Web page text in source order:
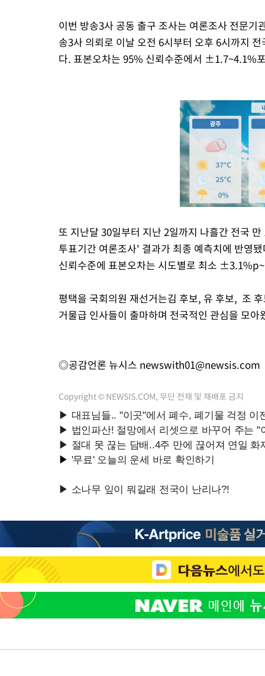
이번 방송3사 공동 출구 조사는 여론조사 전문
송3사 의뢰로 이날 오전 6시부터 오후 6시까지
다. 표본오차는 95% 신뢰수준에서 ±1.7~4.1%
또 지난달 30일부터 지난 2일까지 나흘간 전국
투표기간 여론조사' 결과가 최종 예측치에 반영
신뢰수준에 표본오차는 시도별로 최소
평택을 국회의원 재선거는김 후보, 유 후보, 조
거물급 인사들이 출마하며 전국적인 관심을 모아
◎공감언론 뉴시스 newswith01@newsis.com
Copyright © NEWSIS.COM, 무단 전재 및 재배포 금지